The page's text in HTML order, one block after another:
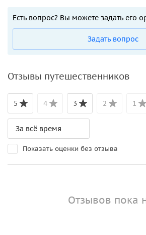
Есть вопрос? Вы можете задать его
Задать вопрос
Отзывы путешественников
5 4 3 2 1
Показать оценки без отзыва
Отзывов пока